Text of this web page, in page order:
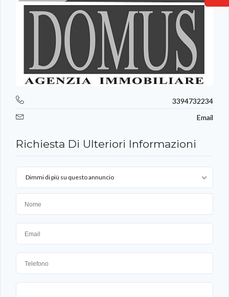
3394732234
Email
Richiesta Di Ulteriori Informazioni
Dimmi di più su questo annuncio